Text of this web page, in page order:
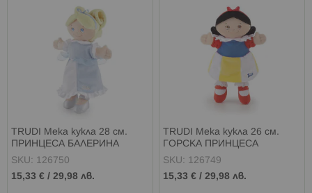
TRUDI Мека кукла 28 см.
ПРИНЦЕСА БАЛЕРИНА
SKU: 126750
15,33 € / 29,98 лв.
TRUDI Мека кукла 26 см.
ГОРСКА ПРИНЦЕСА
SKU: 126749
15,33 € /29,98 лв.